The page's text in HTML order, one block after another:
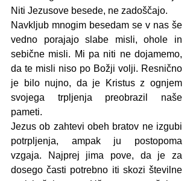
Niti Jezusove besede, ne zadoščajo.
Navkljub mnogim besedam se v nas še
vedno porajajo slabe misli, ohole in
sebične misli. Mi pa niti ne dojamemo,
da te misli niso po Božji volji. Resnično
je bilo nujno, da je Kristus z ognjem
svojega trpljenja preobrazil naše
pameti.
Jezus ob zahtevi obeh bratov ne izgubi
potrpljenja, ampak ju postopoma
vzgaja. Najprej jima pove, da je za
dosego časti potrebno iti skozi številne